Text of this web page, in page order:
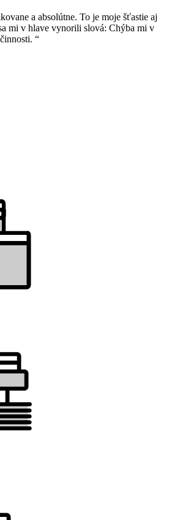
a absolútne. To je moje šťastie aj
mi v hlave vynorili slová: Chýba mi v